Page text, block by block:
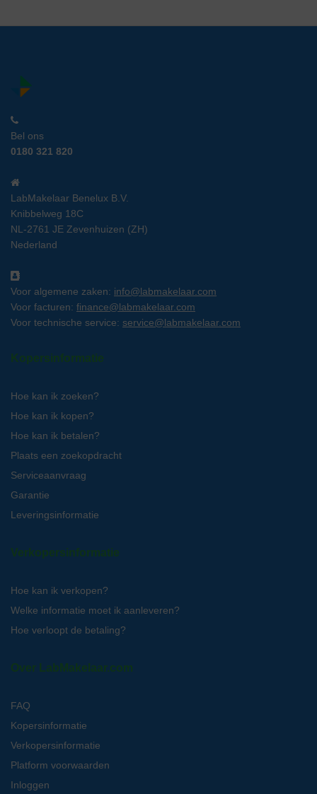
Bel ons
0180 321 820
LabMakelaar Benelux B.V.
Knibbelweg 18C
NL-2761 JE Zevenhuizen (ZH)
Nederland
Voor algemene zaken: info@labmakelaar.com
Voor facturen: finance@labmakelaar.com
Voor technische service: service@labmakelaar.com
Kopersinformatie
Hoe kan ik zoeken?
Hoe kan ik kopen?
Hoe kan ik betalen?
Plaats een zoekopdracht
Serviceaanvraag
Garantie
Leveringsinformatie
Verkopersinformatie
Hoe kan ik verkopen?
Welke informatie moet ik aanleveren?
Hoe verloopt de betaling?
Over LabMakelaar.com
FAQ
Kopersinformatie
Verkopersinformatie
Platform voorwaarden
Inloggen